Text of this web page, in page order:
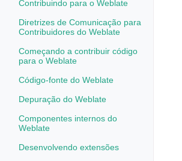
Contribuindo para o Weblate
Diretrizes de Comunicação para
Contribuidores do Weblate
Começando a contribuir código
para o Weblate
Código-fonte do Weblate
Depuração do Weblate
Componentes internos do
Weblate
Desenvolvendo extensões